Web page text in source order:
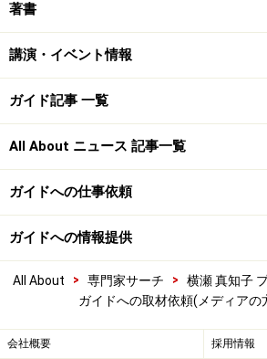
著書
講演・イベント情報
ガイド記事 一覧
All About ニュース 記事一覧
ガイドへの仕事依頼
ガイドへの情報提供
All About > 専門家サーチ > 横瀬 真知子
ガイドへの取材依頼(メディアの
会社概要 採用情報